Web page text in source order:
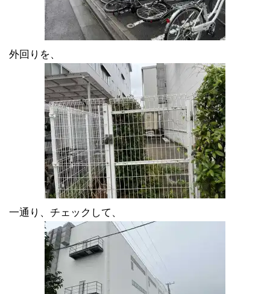
外回りを、
一通り、チェックして、